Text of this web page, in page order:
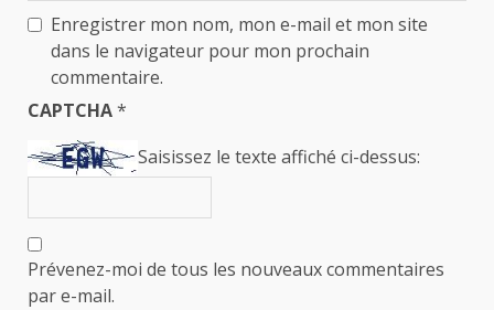
Enregistrer mon nom, mon e-mail et mon site
dans le navigateur pour mon prochain
commentaire.
CAPTCHA*
Saisissez le texte affiché ci-dessus:
Prévenez-moi de tous les nouveaux commentaires
par e-mail.